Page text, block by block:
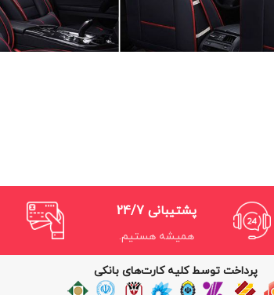
پشتیبانی 24/7
همیشه هستیم.
پرداخت توسط کلیه کارت‌های بانکی